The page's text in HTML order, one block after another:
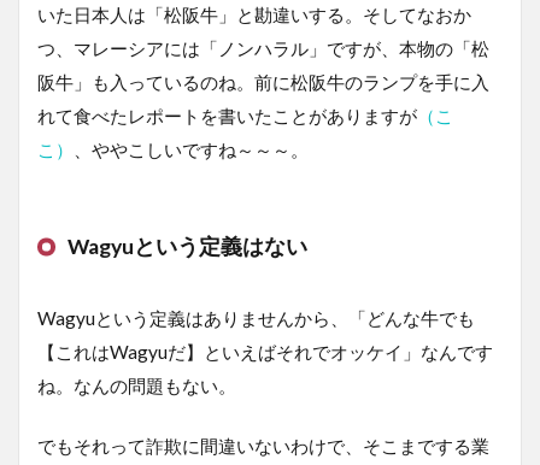
いた日本人は「松阪牛」と勘違いする。そしてなおか
つ、マレーシアには「ノンハラル」ですが、本物の「松
阪牛」も入っているのね。前に松阪牛のランプを手に入
れて食べたレポートを書いたことがありますが （こ
こ）
、ややこしいですね～～～。
Wagyuという定義はない
Wagyuという定義はありませんから、「どんな牛でも
【これはWagyuだ】といえばそれでオッケイ」なんです
ね。なんの問題もない。
でもそれって詐欺に間違いないわけで、そこまでする業